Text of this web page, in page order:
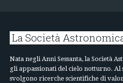
La Società
Nata negli Anni Sessanta, la Società
gli appassionati del cielo notturno. Al
svolgono ricerche scientifiche di